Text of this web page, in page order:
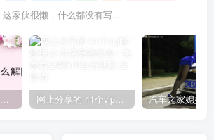
这家伙很懒，什么都没有写...
联通网络 解除限速方法参考！畅享、畅玩、老白干等及其它地区自测了 网上分享的 41个vip解析接口 有需要的拿去~ 免费看全网VIP会员视频